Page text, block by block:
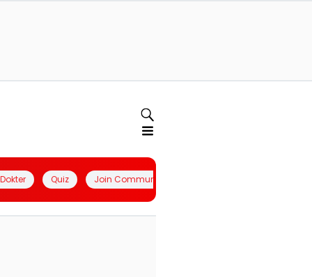
Quiz Join Community